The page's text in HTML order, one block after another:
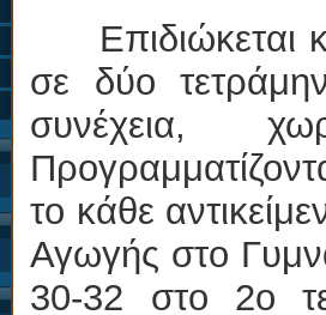
Επιδιώκεται
σε δύο
συνέχεια,
το κάθε
Αγωγής στο
30-32 στο 2ο